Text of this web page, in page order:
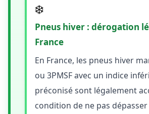
❄️
Pneus hiver : dérogation
France
En France, les pneus hiver
ou 3PMSF avec un indice
préconisé sont légalement
condition de ne pas dépasser